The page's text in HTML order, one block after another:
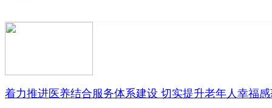
着力推进医养结合服务体系建设 切实提升老年人幸福